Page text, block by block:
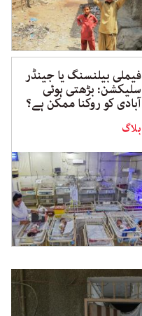
فیملی بیلنسنگ یا جینڈر
سلیکشن: بڑھتی ہوئی
آبادی کو روکنا ممکن ہے؟
بلاگ